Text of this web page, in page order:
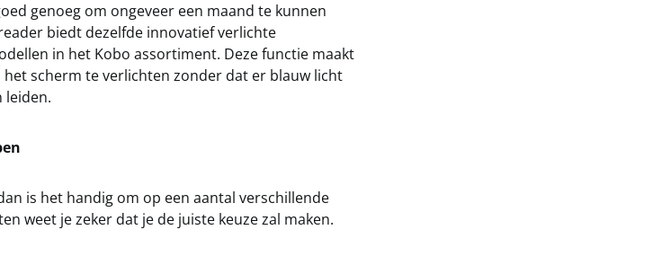
genoeg om ongeveer een maand te kunnen
biedt dezelfde innovatief verlichte
in het Kobo assortiment. Deze functie maakt
het scherm te verlichten zonder dat er blauw licht
leiden.
is het handig om op een aantal verschillende
weet je zeker dat je de juiste keuze zal maken.